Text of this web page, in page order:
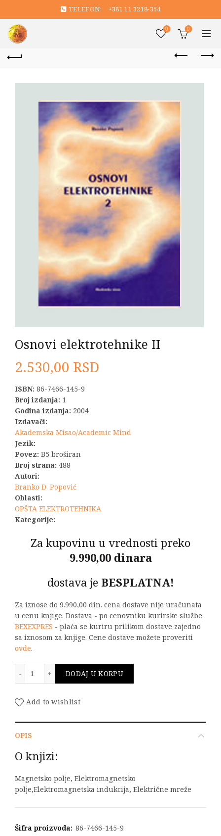
TELEFON: +381 11 3218-354
0 0
Osnovi elektrotehnike II
2.530,00 RSD
ISBN: 86-7466-145-9
Broj izdanja: 1
Godina izdanja: 2004
Izdavači:
Akademska Misao/Academic Mind
Jezik:
Povez: B5 broširan
Broj strana: 488
Autori:
Branko D. Popović
Oblasti:
OPŠTA ELEKTROTEHNIKA
Kategorije:
Za kupovinu u vrednosti preko
9.990,00 dinara
dostava je BESPLATNA!
Za iznose do 9.990,00 din. cena dostave nije uračunata
u cenu knjige. Dostava - po cenovniku kurirske službe
BEXEXPRES - plaća se kuriru prilikom dostave zajedno
sa iznosom za knjige. Cene dostave možete proveriti
ovde.
DODAJ U KORPU
Add to wishlist
OPIS
O knjizi:
Magnetsko polje, Elektromagnetsko
polje,Elektromagnetska indukcija, Električne mreže
Šifra proizvoda: 86-7466-145-9